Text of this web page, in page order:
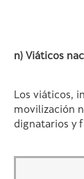
n) Viáticos
Los viáticos,
movilización
dignatarios y